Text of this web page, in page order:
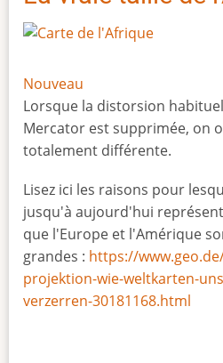
Nouveau
Lorsque la distorsion
Mercator est supprimée, on
totalement différente.
Lisez ici les raisons pour
jusqu'à aujourd'hui
que l'Europe et l'Amérique
grandes : https://
projektion-wie-weltkarten-
verzerren-30181168.html